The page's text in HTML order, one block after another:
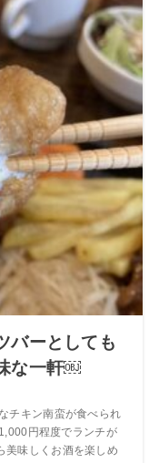
バーとしても
な一軒￼
チキン南蛮が食べられ
円程度でランチが
美味しくお酒を楽しめ